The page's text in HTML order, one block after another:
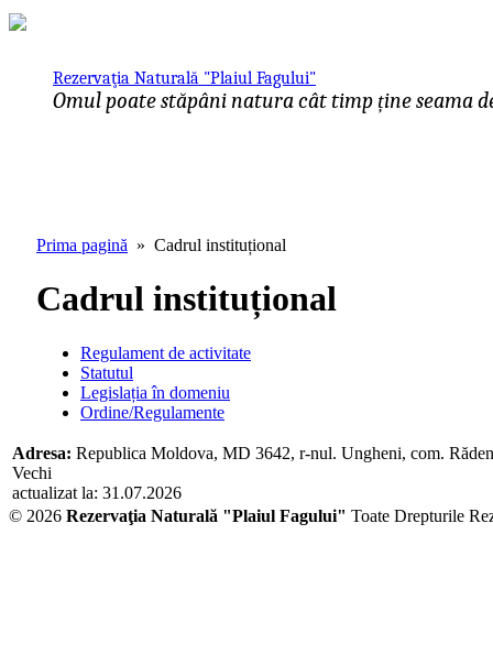
Rezervaţia Naturală "Plaiul Fagului"
Omul poate stăpâni natura cât timp ține seama
Prima pagină » Cadrul instituțional
Cadrul instituțional
Regulament de activitate
Statutul
Legislația în domeniu
Ordine/Regulamente
Adresa: Republica Moldova, MD 3642, r-nul. Ungheni, com.
Vechi
actualizat la: 31.07.2026
© 2026 Rezervaţia Naturală "Plaiul Fagului" Toate Drepturile